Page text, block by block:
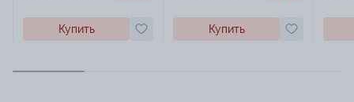
Купить Купить